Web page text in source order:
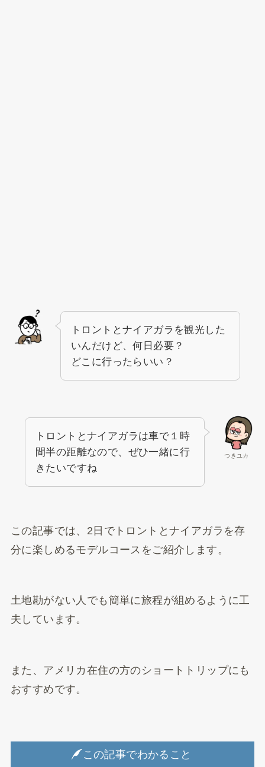
トロントとナイアガラを観光した
いんだけど、何日必要？
どこに行ったらいい？
つきユカ
トロントとナイアガラは車で１時
間半の距離なので、ぜひ一緒に行
きたいですね
この記事では、2日でトロントとナイアガラを存
分に楽しめるモデルコースをご紹介します。
土地勘がない人でも簡単に旅程が組めるように工
夫しています。
また、アメリカ在住の方のショートトリップにも
おすすめです。
この記事でわかること